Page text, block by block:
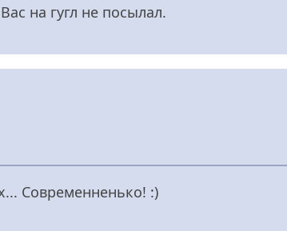
на гугл не посылал.
Современненько! :)